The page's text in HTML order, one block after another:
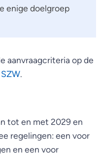
enige doelgroep
aanvraagcriteria op de
.
tot en met 2029 en
regelingen: een voor
en een voor